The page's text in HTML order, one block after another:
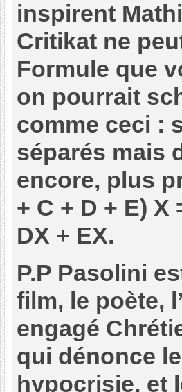
inspirent
Critikat ne
Formule que
on pourrait
comme ceci :
séparés mais
encore, plus
+ C + D + E) X
DX + EX.
P.P Pasolini
film, le poète,
engagé
qui dénonce
hypocrisie, et